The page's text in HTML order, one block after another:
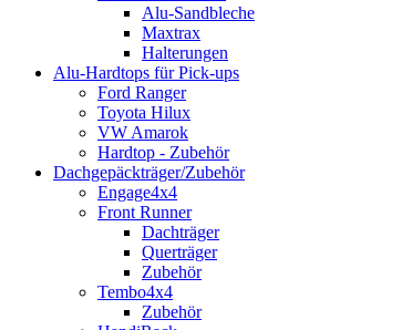
Alu-Sandbleche
Maxtrax
Halterungen
Alu-Hardtops für Pick-ups
Ford Ranger
Toyota Hilux
VW Amarok
Hardtop - Zubehör
Dachgepäckträger/Zubehör
Engage4x4
Front Runner
Dachträger
Querträger
Zubehör
Tembo4x4
Zubehör